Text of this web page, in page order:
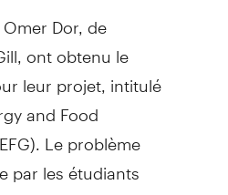
Dor, de
ont obtenu le
leur projet, intitulé
and Food
Le problème
par les étudiants